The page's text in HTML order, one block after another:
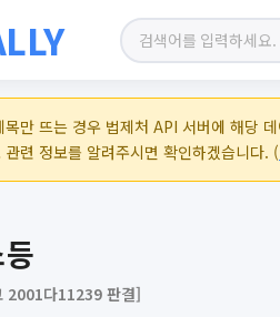
목만 뜨는 경우 법제처 API 서버에 해당
관련 정보를 알려주시면 확인하겠습니다. (
2001다11239 판결]